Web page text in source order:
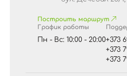
Построить маршрут
График работы
Пн - Вс: 10:00 - 20:00+373
+373
+373